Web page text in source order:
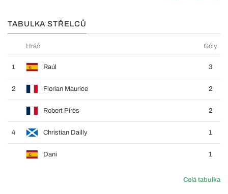
TABULKA STŘELCŮ
Hráč Góly
1 Raúl 3
2 Florian Maurice 2
Robert Pirès 2
4 Christian Dailly 1
Dani 1
Celá tabulka